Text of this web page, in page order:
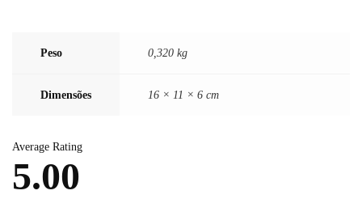
Peso 0,320 kg
Dimensões 16 × 11 × 6 cm
Average Rating
5.00